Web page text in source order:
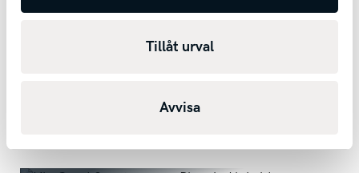
Tillåt urval
Avvisa
EVOLUTION TCE 90 / Backkamera / Farthållare /